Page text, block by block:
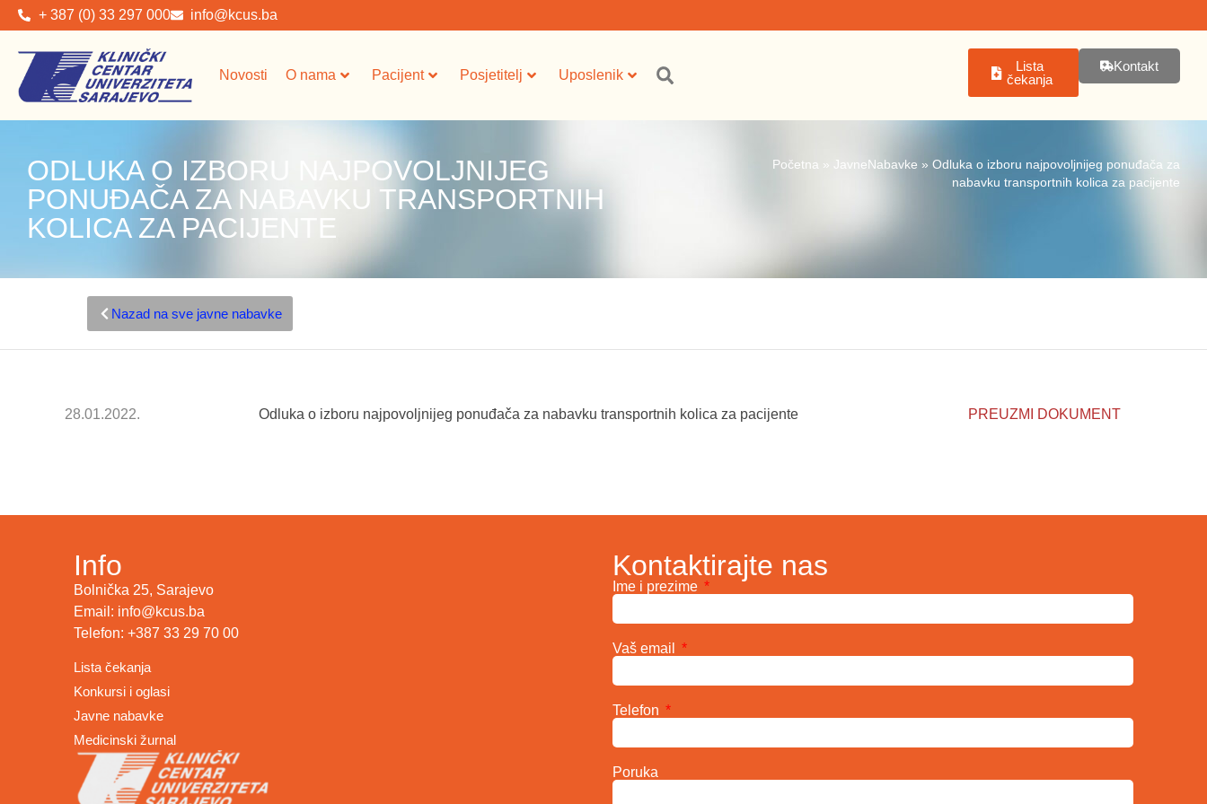
+ 387 (0) 33 297 000 info@kcus.ba
Novosti O nama Pacijent Posjetitelj Uposlenik
Lista
čekanja
Kontakt
ODLUKA O IZBORU NAJPOVOLJNIJEG
PONUĐAČA ZA NABAVKU TRANSPORTNIH
KOLICA ZA PACIJENTE
Početna » JavneNabavke » Odluka o izboru najpovoljnijeg ponuđača za
nabavku transportnih kolica za pacijente
Nazad na sve javne nabavke
28.01.2022. Odluka o izboru najpovoljnijeg ponuđača za nabavku transportnih kolica za pacijente PREUZMI DOKUMENT
Info
Bolnička 25, Sarajevo
Email: info@kcus.ba
Telefon: +387 33 29 70 00
Lista čekanja
Konkursi i oglasi
Javne nabavke
Medicinski žurnal
Kontaktirajte nas
Ime i prezime
Vaš email
Telefon
Poruka